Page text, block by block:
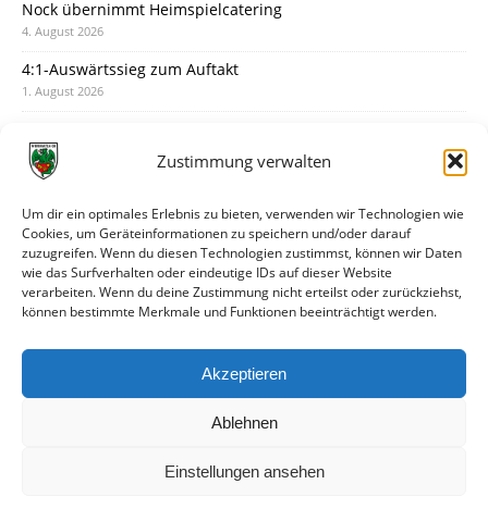
Zustimmung verwalten
Um dir ein optimales Erlebnis zu bieten, verwenden wir Technologien wie
Cookies, um Geräteinformationen zu speichern und/oder darauf
zuzugreifen. Wenn du diesen Technologien zustimmst, können wir Daten
wie das Surfverhalten oder eindeutige IDs auf dieser Website
verarbeiten. Wenn du deine Zustimmung nicht erteilst oder zurückziehst,
können bestimmte Merkmale und Funktionen beeinträchtigt werden.
Akzeptieren
Ablehnen
Einstellungen ansehen
Nock übernimmt Heimspielcatering
4. August 2026
4:1-Auswärtssieg zum Auftakt
1. August 2026
31. Juli 2026
30. Juli 2026
Deine Spielminute: 89+1
28. Juli 2026
Neuer Rückensponsor
Neue Podcast-Folge: So tickt Björn!
27. Juli 2026